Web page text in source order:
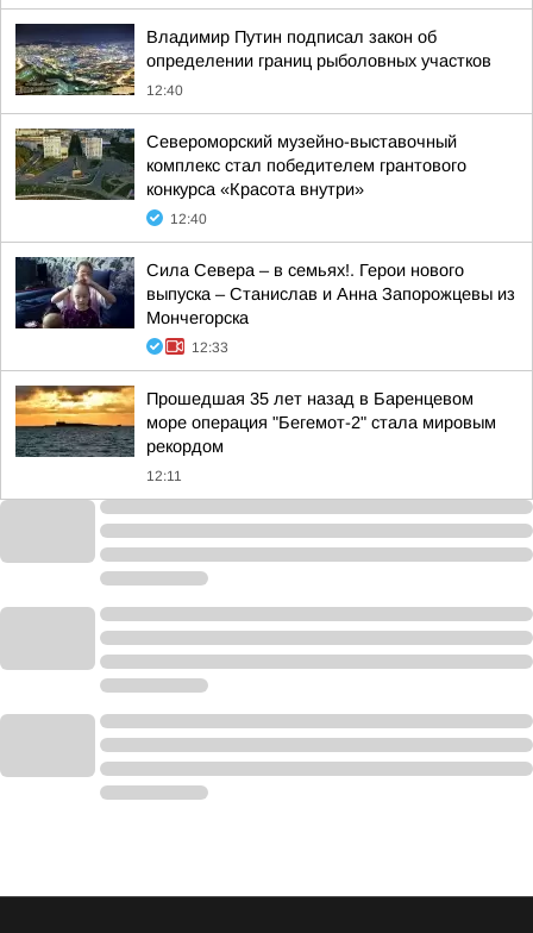
Владимир Путин подписал закон об
определении границ рыболовных участков
12:40
Североморский музейно-выставочный
комплекс стал победителем грантового
конкурса «Красота внутри»
12:40
Сила Севера – в семьях!. Герои нового
выпуска – Станислав и Анна Запорожцевы из
Мончегорска
12:33
Прошедшая 35 лет назад в Баренцевом
море операция "Бегемот-2" стала мировым
рекордом
12:11